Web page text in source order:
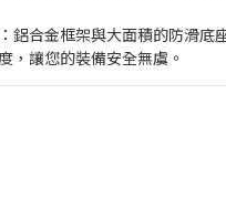
鋁合金框架與大面積的防滑底
，讓您的裝備安全無虞。